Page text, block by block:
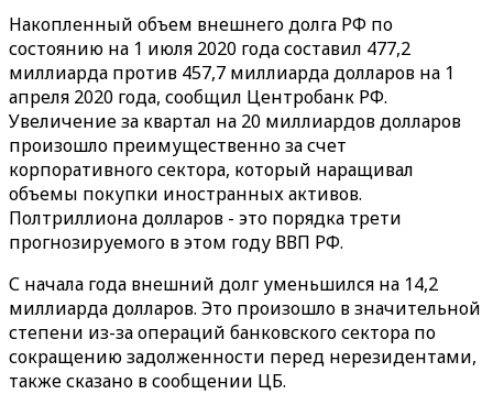
Накопленный объем внешнего долга РФ по
состоянию на 1 июля 2020 года составил 477,2
миллиарда против 457,7 миллиарда долларов на 1
апреля 2020 года, сообщил Центробанк РФ.
Увеличение за квартал на 20 миллиардов долларов
произошло преимущественно за счет
корпоративного сектора, который наращивал
объемы покупки иностранных активов.
Полтриллиона долларов - это порядка трети
прогнозируемого в этом году ВВП РФ.
С начала года внешний долг уменьшился на 14,2
миллиарда долларов. Это произошло в значительной
степени из-за операций банковского сектора по
сокращению задолженности перед нерезидентами,
также сказано в сообщении ЦБ.